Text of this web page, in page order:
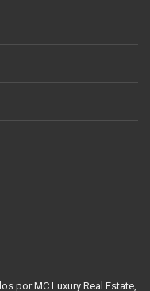
por MC Luxury Real Estate,